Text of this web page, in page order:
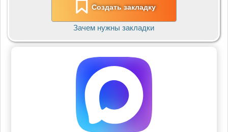
Создать закладку
Зачем нужны закладки